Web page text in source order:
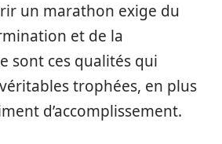
un marathon exige du
et de la
sont ces qualités qui
trophées, en plus
d’accomplissement.